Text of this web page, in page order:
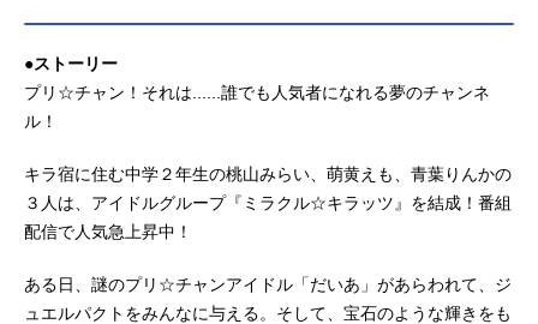
●ストーリー
プリ☆チャン！それは......誰でも人気者になれる夢のチャンネ
ル！
キラ宿に住む中学２年生の桃山みらい、萌黄えも、青葉りんかの
３人は、アイドルグループ『ミラクル☆キラッツ』を結成！番組
配信で人気急上昇中！
ある日、謎のプリ☆チャンアイドル「だいあ」があらわれて、ジ
ュエルパクトをみんなに与える。そして、宝石のような輝きをも